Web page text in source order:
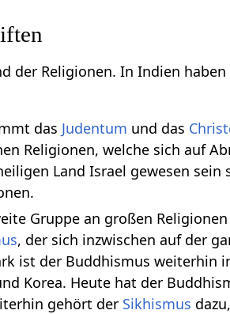
der Religionen. In Indien haben
das Judentum und das
Religionen, welche sich auf
Land Israel gewesen sein
Gruppe an großen
, der sich inzwischen auf der
ist der Buddhismus weiterhin
Korea. Heute hat der
gehört der Sikhismus